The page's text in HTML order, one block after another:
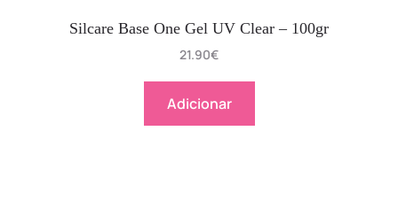
Silcare Base One Gel UV Clear – 100gr
21.90€
Adicionar